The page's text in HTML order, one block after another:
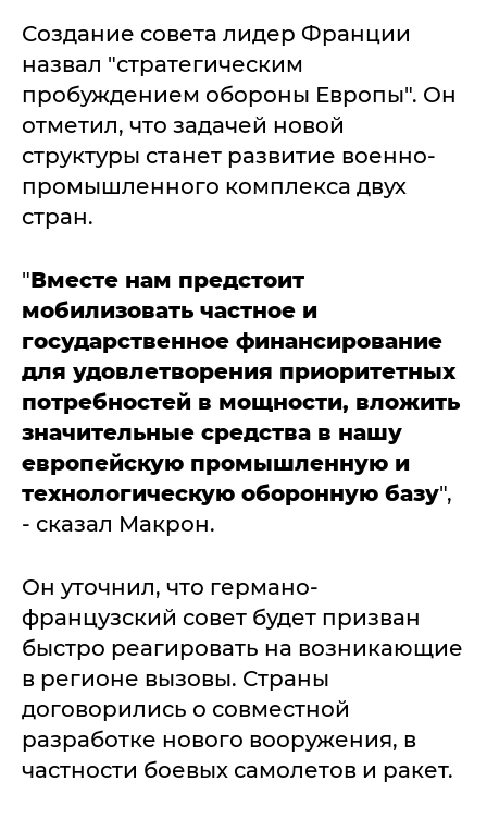
Создание совета лидер Франции
назвал "стратегическим
пробуждением обороны Европы". Он
отметил, что задачей новой
структуры станет развитие военно-
промышленного комплекса двух
стран.
"Вместе нам предстоит
мобилизовать частное и
государственное финансирование
для удовлетворения приоритетных
потребностей в мощности, вложить
значительные средства в нашу
европейскую промышленную и
технологическую оборонную базу",
- сказал Макрон.
Он уточнил, что германо-
французский совет будет призван
быстро реагировать на возникающие
в регионе вызовы. Страны
договорились о совместной
разработке нового вооружения, в
частности боевых самолетов и ракет.